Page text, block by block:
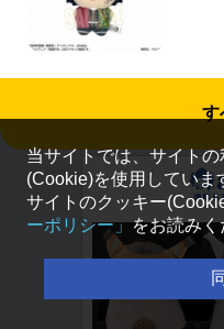
す
当サイトでは、サイト
(Cookie)を使用していま
サイトのクッキー
ーポリシー」をお読みく